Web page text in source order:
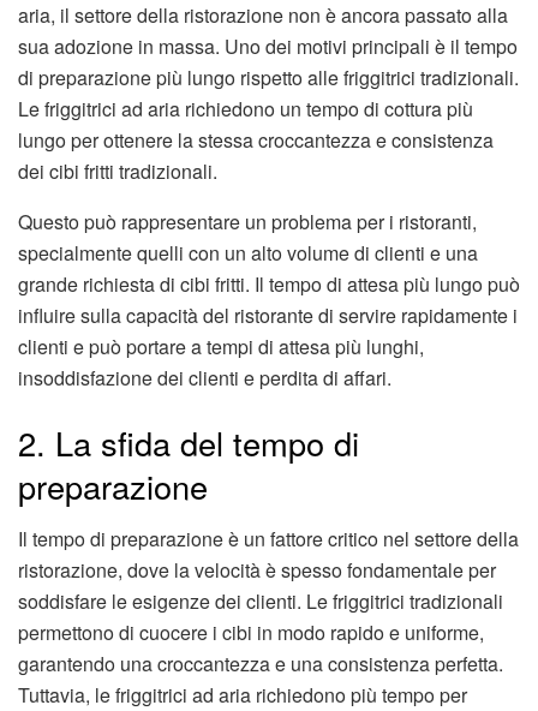
aria, il settore della ristorazione non è ancora passato alla
sua adozione in massa. Uno dei motivi principali è il tempo
di preparazione più lungo rispetto alle friggitrici tradizionali.
Le friggitrici ad aria richiedono un tempo di cottura più
lungo per ottenere la stessa croccantezza e consistenza
dei cibi fritti tradizionali.
Questo può rappresentare un problema per i ristoranti,
specialmente quelli con un alto volume di clienti e una
grande richiesta di cibi fritti. Il tempo di attesa più lungo può
influire sulla capacità del ristorante di servire rapidamente i
clienti e può portare a tempi di attesa più lunghi,
insoddisfazione dei clienti e perdita di affari.
2. La sfida del tempo di
preparazione
Il tempo di preparazione è un fattore critico nel settore della
ristorazione, dove la velocità è spesso fondamentale per
soddisfare le esigenze dei clienti. Le friggitrici tradizionali
permettono di cuocere i cibi in modo rapido e uniforme,
garantendo una croccantezza e una consistenza perfetta.
Tuttavia, le friggitrici ad aria richiedono più tempo per